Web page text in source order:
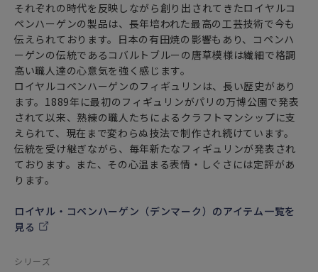
それぞれの時代を反映しながら創り出されてきたロイヤルコ
ペンハーゲンの製品は、長年培われた最高の工芸技術で今も
伝えられております。日本の有田焼の影響もあり、コペンハ
ーゲンの伝統であるコバルトブルーの唐草模様は繊細で格調
高い職人達の心意気を強く感じます。
ロイヤルコペンハーゲンのフィギュリンは、長い歴史があり
ます。1889年に最初のフィギュリンがパリの万博公園で発表
されて以来、熟練の職人たちによるクラフトマンシップに支
えられて、現在まで変わらぬ技法で制作され続けています。
伝統を受け継ぎながら、毎年新たなフィギュリンが発表され
ております。また、その心温まる表情・しぐさには定評があ
ります。
ロイヤル・コペンハーゲン（デンマーク）のアイテム一覧を
見る
シリーズ